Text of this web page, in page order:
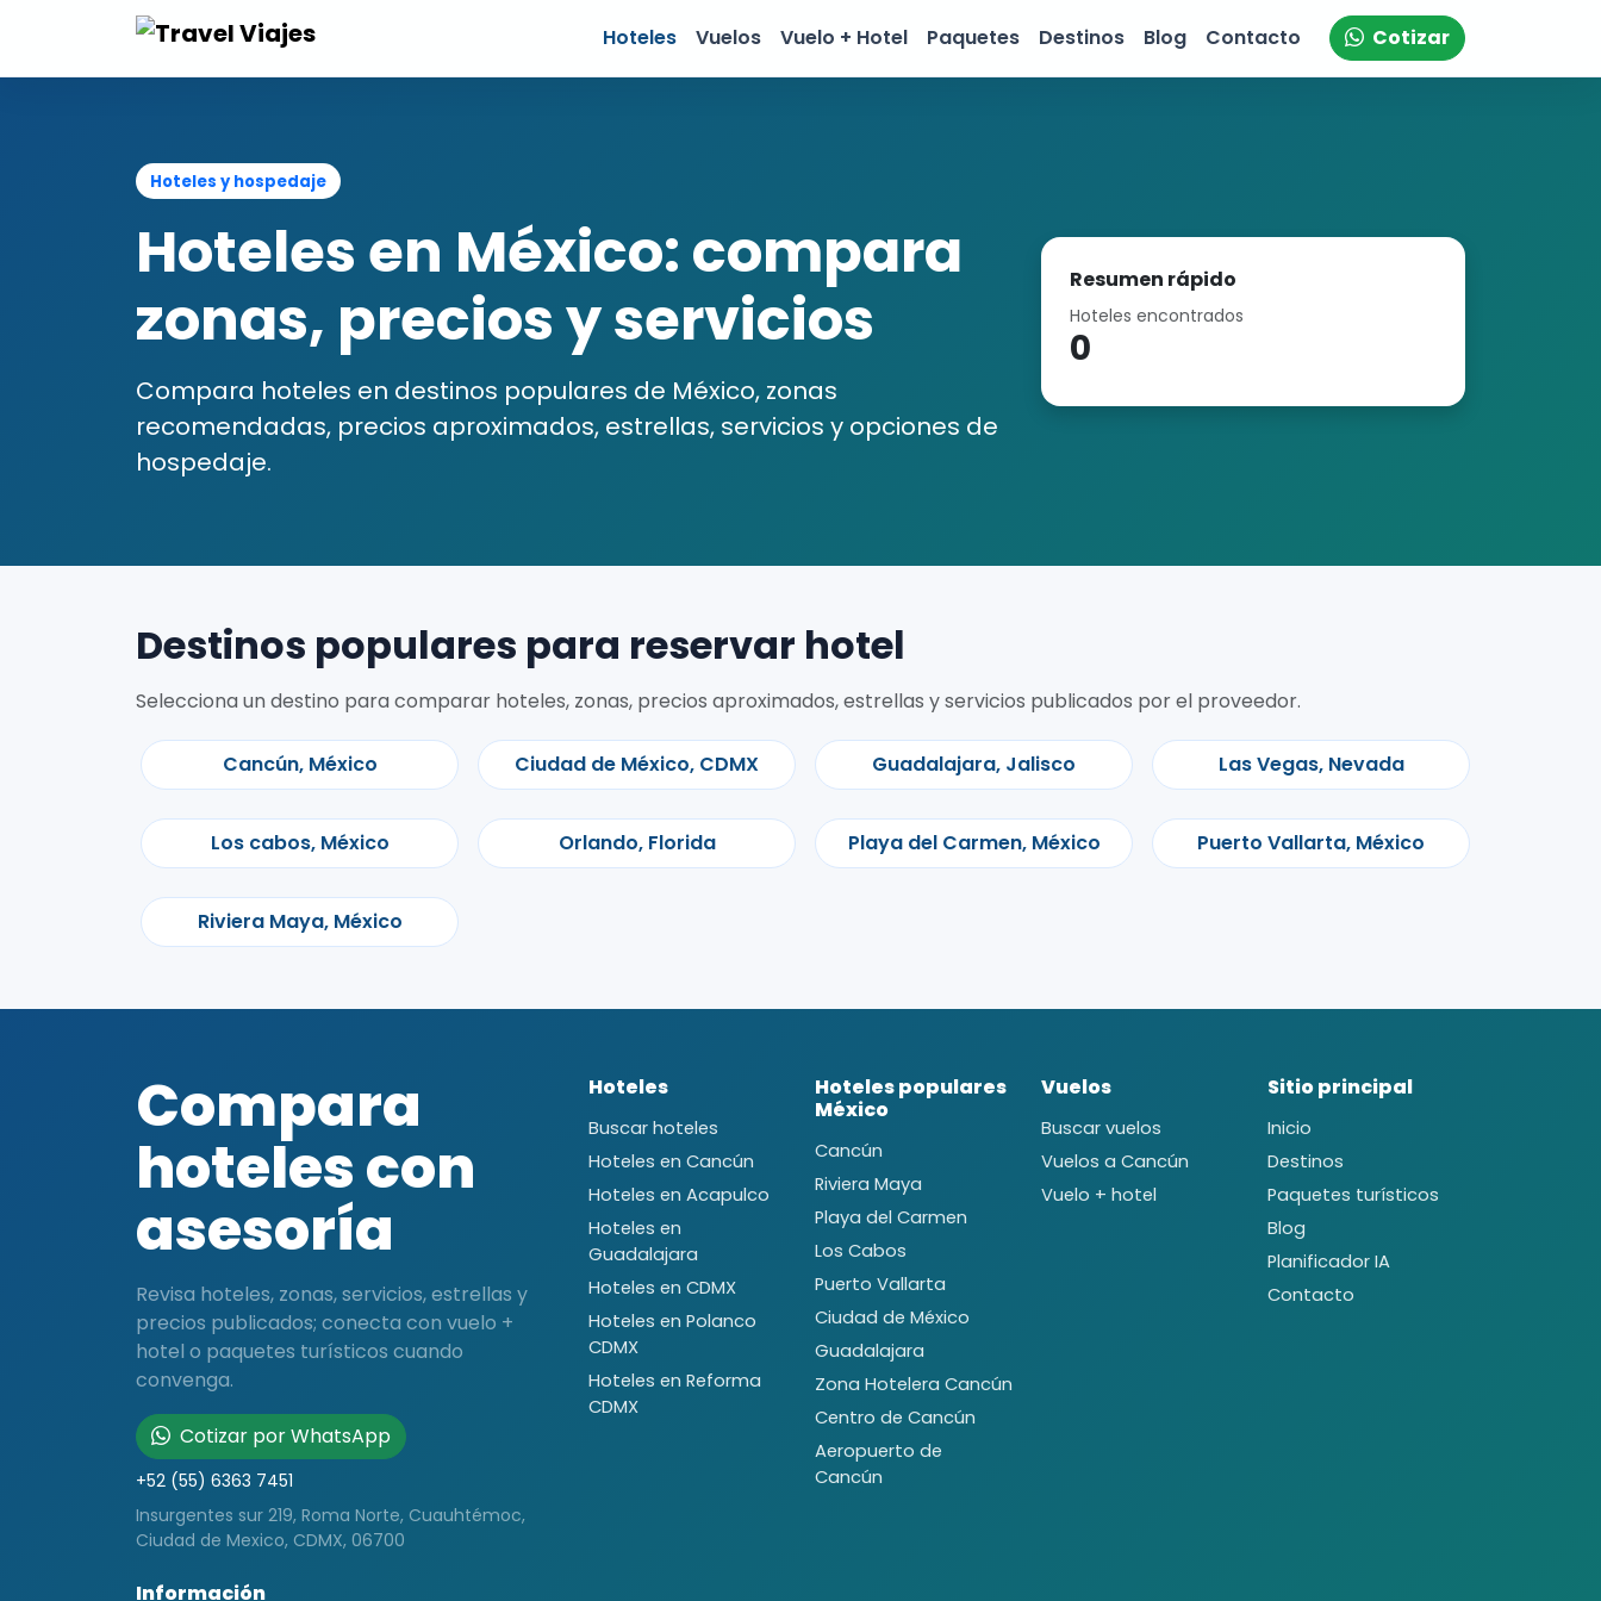
Hoteles Vuelos Vuelo + Hotel Paquetes Destinos Blog Contacto Cotizar
Hoteles y hospedaje
Hoteles en México: compara
zonas, precios y servicios
Compara hoteles en destinos populares de México, zonas
recomendadas, precios aproximados, estrellas, servicios y opciones de
hospedaje.
Resumen rápido
Hoteles encontrados
0
Destinos populares para reservar hotel
Selecciona un destino para comparar hoteles, zonas, precios aproximados, estrellas y servicios publicados por el proveedor.
Cancún, México Ciudad de México, CDMX Guadalajara, Jalisco Las Vegas, Nevada
Los cabos, México Orlando, Florida Playa del Carmen, México Puerto Vallarta, México
Riviera Maya, México
Compara
hoteles con
asesoría
Revisa hoteles, zonas, servicios, estrellas y
precios publicados; conecta con vuelo +
hotel o paquetes turísticos cuando
convenga.
Cotizar por WhatsApp
+52 (55) 6363 7451
Insurgentes sur 219, Roma Norte, Cuauhtémoc,
Ciudad de Mexico, CDMX, 06700
Hoteles
Buscar hoteles
Hoteles en Cancún
Hoteles en Acapulco
Hoteles en
Guadalajara
Hoteles en CDMX
Hoteles en Polanco
CDMX
Hoteles en Reforma
CDMX
Hoteles populares
México
Cancún
Riviera Maya
Playa del Carmen
Los Cabos
Puerto Vallarta
Ciudad de México
Guadalajara
Zona Hotelera Cancún
Centro de Cancún
Aeropuerto de
Cancún
Vuelos
Buscar vuelos
Vuelos a Cancún
Vuelo + hotel
Sitio principal
Inicio
Destinos
Paquetes turísticos
Blog
Planificador IA
Contacto
Información